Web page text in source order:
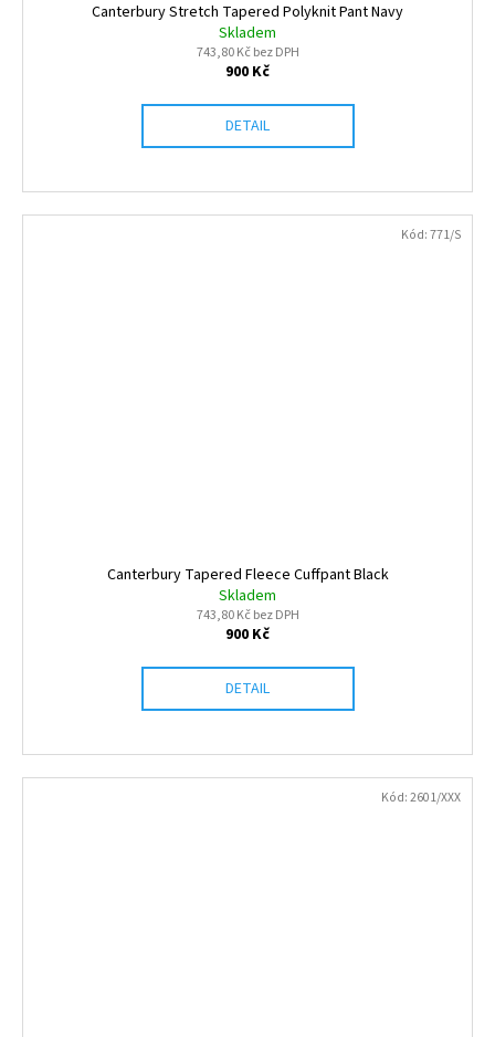
Canterbury Stretch Tapered Polyknit Pant Navy
Skladem
743,80 Kč bez DPH
900 Kč
DETAIL
Canterbury Tapered Fleece Cuffpant Black
Skladem
743,80 Kč bez DPH
900 Kč
DETAIL
Kód:771/S
Kód:2601/XXX